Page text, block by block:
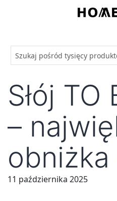
Homeclub
Słój TO
–
obniżka
11 października 2025